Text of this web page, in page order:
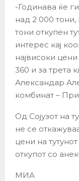
-Годинава ќе
над 2 000
тони откупен
интерес кај
највисоки
360 и за трета
Александар
комбинат –
Од Сојузот на
не се
цени на
откупот со
МИА